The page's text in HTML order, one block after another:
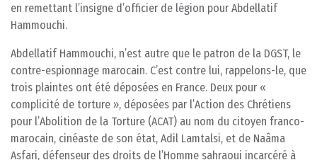
en remettant l’insigne d’officier de légion pour Abdellatif
Hammouchi.
Abdellatif Hammouchi, n’est autre que le patron de la DGST, le
contre-espionnage marocain. C’est contre lui, rappelons-le, que
trois plaintes ont été déposées en France. Deux pour «
complicité de torture », déposées par l’Action des Chrétiens
pour l’Abolition de la Torture (ACAT) au nom du citoyen franco-
marocain, cinéaste de son état, Adil Lamtalsi, et de Naâma
Asfari, défenseur des droits de l’Homme sahraoui incarcéré à